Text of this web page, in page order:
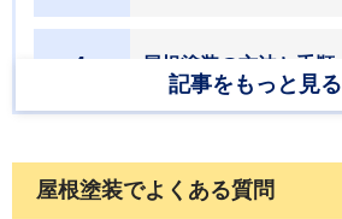
4. 屋根塗装の方法と手順
記事をもっと見る
屋根塗装でよくある質問